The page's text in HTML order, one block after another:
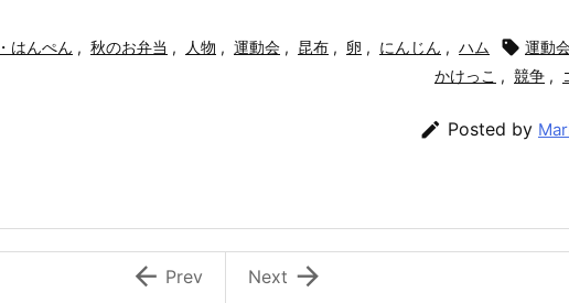
e ai
はんぺん , 秋のお弁当 , 人物 , 運動会 , 昆布 , 卵 , にんじん , ハム  運動
かけっこ , 競争 ,
 Posted by

Next
 Prev